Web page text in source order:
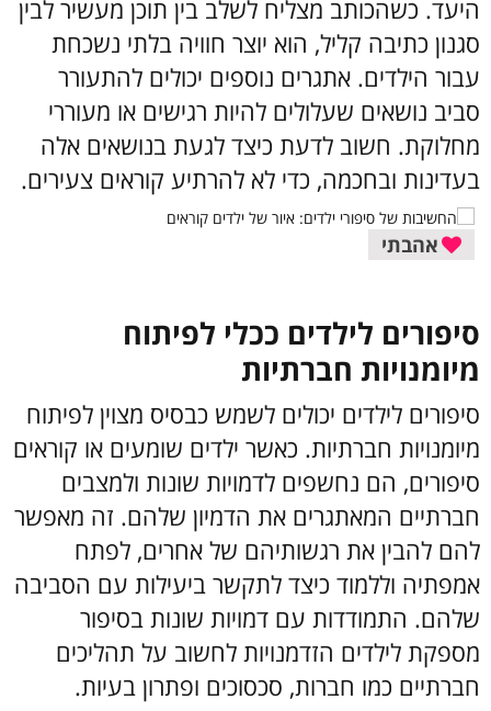
היעד. כשהכותב מצליח לשלב בין תוכן מעשיר לבין
סגנון כתיבה קליל, הוא יוצר חוויה בלתי נשכחת
עבור הילדים. אתגרים נוספים יכולים להתעורר
סביב נושאים שעלולים להיות רגישים או מעוררי
מחלוקת. חשוב לדעת כיצד לגעת בנושאים אלה
בעדינות ובחכמה, כדי לא להרתיע קוראים צעירים.
אהבתי
סיפורים לילדים ככלי לפיתוח
מיומנויות חברתיות
סיפורים לילדים יכולים לשמש כבסיס מצוין לפיתוח
מיומנויות חברתיות. כאשר ילדים שומעים או קוראים
סיפורים, הם נחשפים לדמויות שונות ולמצבים
חברתיים המאתגרים את הדמיון שלהם. זה מאפשר
להם להבין את רגשותיהם של אחרים, לפתח
אמפתיה וללמוד כיצד לתקשר ביעילות עם הסביבה
שלהם. התמודדות עם דמויות שונות בסיפור
מספקת לילדים הזדמנויות לחשוב על תהליכים
חברתיים כמו חברות, סכסוכים ופתרון בעיות.